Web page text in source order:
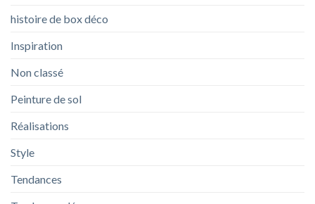
histoire de box déco
Inspiration
Non classé
Peinture de sol
Réalisations
Style
Tendances